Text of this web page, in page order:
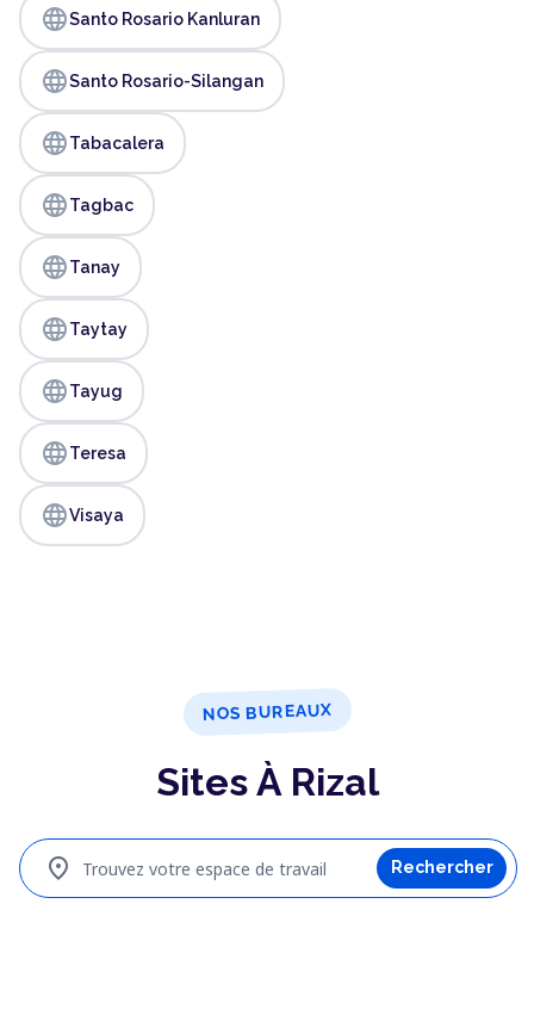
languageSanto Rosario Kanluran
languageSanto Rosario-Silangan
languageTabacalera
languageTagbac
languageTanay
languageTaytay
languageTayug
languageTeresa
languageVisaya
NOS BUREAUX
Sites À Rizal
Trouvez votre espace de travail
location_on Rechercher